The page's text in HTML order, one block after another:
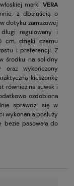
marki VERA
z dbałością o
dotyku zamszowej
regulowany i
cm, dzięki czemu
i preferencji. Z
środku na solidny
oraz wykończony
kieszonkę
również na suwak i
ozdobiona
sprawdzi się w
wykonania posłuży
bezie pasowała do